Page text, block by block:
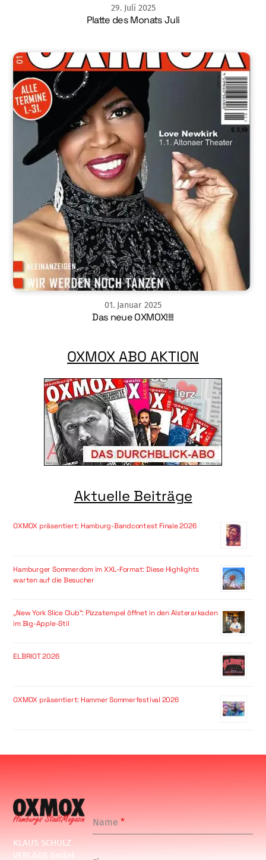
29. Juli 2025
Platte des Monats Juli
01. Januar 2025
Das neue OXMOX!!!!
OXMOX ABO AKTION
Aktuelle Beiträge
OXMOX präsentiert: Hamburg-Bandcontest Finale 2026
Hamburger Sommerdom im XXL-Format: Diese Highlights
warten auf die Besucher
„New York Slice Club“: Pizzatempel öffnet in den Alsterarkaden
im Big-Apple-Stil
ELBRIOT 2026
OXMOX präsentiert: Hammer Sommerfestival 2026
KLAUS SCHULZ
VERLAGS GmbH
Name*